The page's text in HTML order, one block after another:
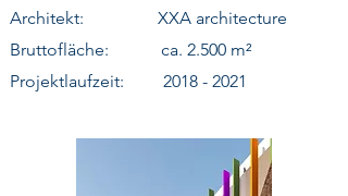
Architekt: XXA architecture
Bruttofläche: ca. 2.500 m²
Projektlaufzeit: 2018 - 2021